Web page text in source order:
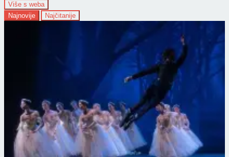
Više s weba
Najnovije
Najčitanije